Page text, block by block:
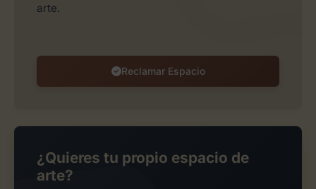
arte.
Reclamar Espacio
¿Quieres tu propio espacio de
arte?